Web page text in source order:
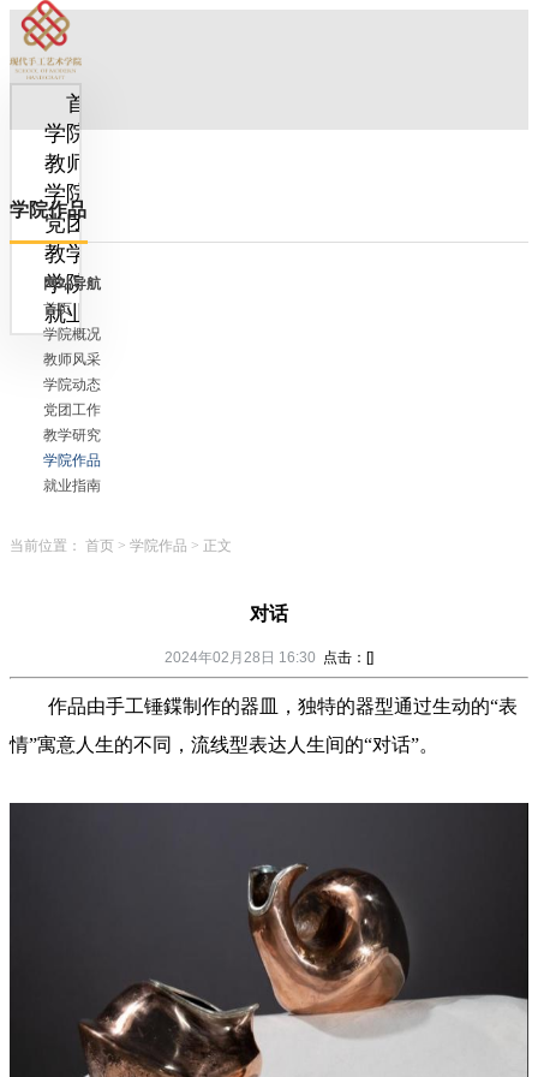
首页
学院概况
教师风采
学院动态
党团工作
教学研究
学院作品
就业指南
学院作品
网站导航
首页
学院概况
教师风采
学院动态
党团工作
教学研究
学院作品
就业指南
当前位置： 首页 > 学院作品 > 正文
对话
2024年02月28日 16:30 点击：[]
作品由手工锤鍱制作的器皿，独特的器型通过生动的“表
情”寓意人生的不同，流线型表达人生间的“对话”。